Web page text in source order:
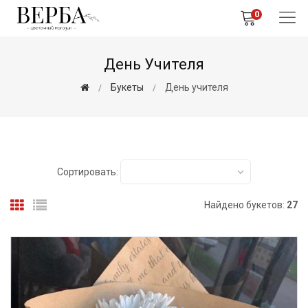
0
День Учителя
Букеты День учителя
Найдено букетов: 27
Сортировать: